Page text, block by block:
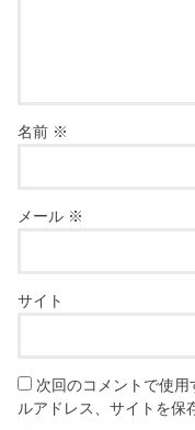
名前 ※
メール ※
サイト
次回のコメントで使
ルアドレス、サイトを保